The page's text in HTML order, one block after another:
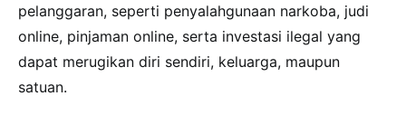
pelanggaran, seperti penyalahgunaan narkoba, judi
online, pinjaman online, serta investasi ilegal yang
dapat merugikan diri sendiri, keluarga, maupun
satuan.